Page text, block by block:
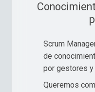
Scrum
de
por gestores
Queremos